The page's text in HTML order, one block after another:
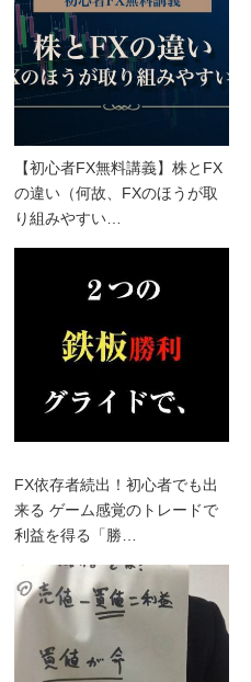
【初心者FX無料講義】株とFX
の違い（何故、FXのほうが取
り組みやすい…
FX依存者続出！初心者でも出
来る ゲーム感覚のトレードで
利益を得る「勝…